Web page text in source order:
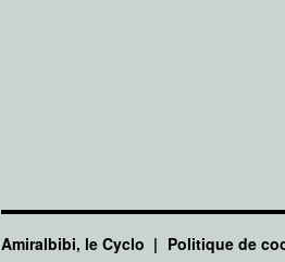
Amiralbibi, le Cyclo Politique de